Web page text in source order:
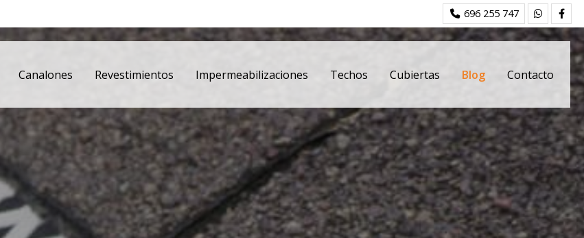
696 255 747
Canalones Revestimientos Impermeabilizaciones Techos Cubiertas Blog Contacto